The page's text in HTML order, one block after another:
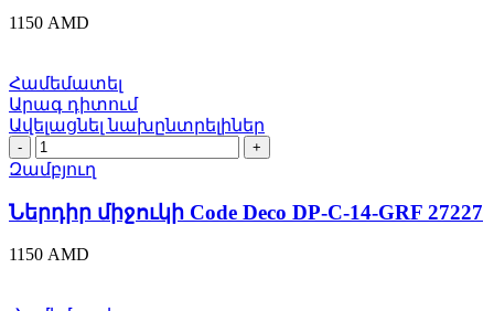
CFM
1150 AMD
Համեմատել
Արագ դիտում
Ավելացնել նախընտրելիներ
Ներդիր
միջուկի
Code
Deco
DP-
C-
14-
27227
Զամբյուղ
Ներդիր միջուկի Code Deco DP-C-14-GRF 27227
1150 AMD